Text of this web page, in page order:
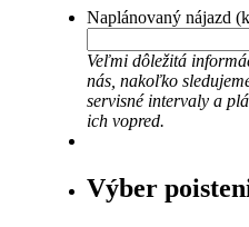
Naplánovaný nájazd
Veľmi dôležitá
nás, nakoľko
servisné intervaly a
ich vopred.
Výber